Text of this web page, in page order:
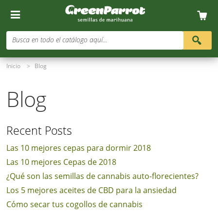
Busca en todo el catálogo aquí...
Inicio > Blog
Blog
Recent Posts
Las 10 mejores cepas para dormir 2018
Las 10 mejores Cepas de 2018
¿Qué son las semillas de cannabis auto-florecientes?
Los 5 mejores aceites de CBD para la ansiedad
Cómo secar tus cogollos de cannabis